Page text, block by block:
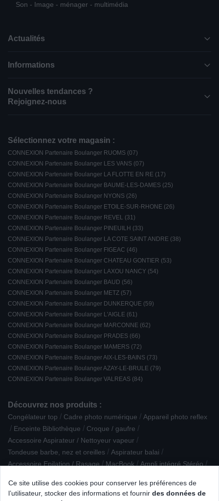
Ce site utilise des cookies pour conserver les préférences de
l’utilisateur, stocker des informations et fournir des données de
Son - Image - ménager - multimédia
Actualités
Informations
Nouvelles tendances ?
Rejoignez-nous
Sélectionnez votre magasin :
CONNEXION Partenaire Boulanger RUOMS (07)
CONNEXION Partenaire Boulanger LES VANS (07)
CONNEXION Partenaire Boulanger LA FLOTTE EN RE (17)
CONNEXION Partenaire Boulanger BAUME-LES-DAMES (25)
CONNEXION Partenaire Boulanger NYONS (26)
CONNEXION Partenaire Boulanger ETOILE-SUR-RHONE (26)
CONNEXION Partenaire Boulanger REVEL (31)
CONNEXION Partenaire Boulanger PINEUILH (33)
CONNEXION Partenaire Boulanger LA COTE SAINT ANDRE (38)
CONNEXION Partenaire Boulanger FIGEAC (46)
CONNEXION Partenaire Boulanger CHATEAU GONTIER (53)
CONNEXION Partenaire Boulanger LAXOU NANCY (54)
CONNEXION Partenaire Boulanger BAUD (56)
CONNEXION Partenaire Boulanger METZ (57)
CONNEXION Partenaire Boulanger DUNKERQUE (59)
CONNEXION Partenaire Boulanger L'AIGLE (61)
CONNEXION Partenaire Boulanger MARCONNE (62)
CONNEXION Partenaire Boulanger PRADES (66)
CONNEXION Partenaire Boulanger MAMERS (72)
CONNEXION Partenaire Boulanger AIX-LES-BAINS (73)
CONNEXION Partenaire Boulanger AZAY-LE-BRULE (79)
CONNEXION Partenaire Boulanger VALREAS (84)
Découvrez nos produits :
Congélateur top / Cadre photo numérique / Appareil photo reflex
/ Enceinte Bibliothèque / Croque / gaufre /
Accessoire Aspirateur / Nettoyeur vapeur /
Tondeuse barbe, nez et oreilles / Aspirateur balai /
Accessoire Epilation / Rasage / MacBook / Ampli intégré Stéréo /
Talkie Walkie Micro-ondes monofonction /
Casque sans fil et ANC Intra-auriculaire